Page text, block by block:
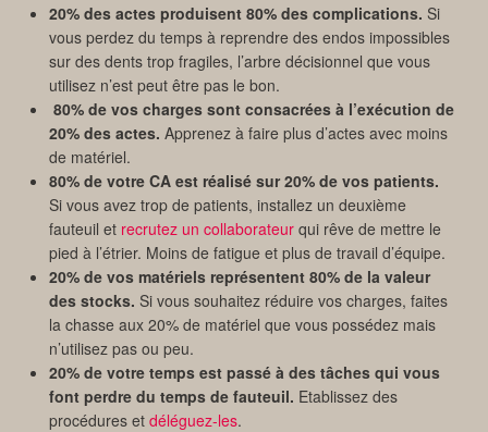
20% des actes produisent 80% des complications. Si
vous perdez du temps à reprendre des endos impossibles
sur des dents trop fragiles, l’arbre décisionnel que vous
utilisez n’est peut être pas le bon.
80% de vos charges sont consacrées à l’exécution de
20% des actes. Apprenez à faire plus d’actes avec moins
de matériel.
80% de votre CA est réalisé sur 20% de vos patients.
Si vous avez trop de patients, installez un deuxième
fauteuil et recrutez un collaborateur qui rêve de mettre le
pied à l’étrier. Moins de fatigue et plus de travail d’équipe.
20% de vos matériels représentent 80% de la valeur
des stocks. Si vous souhaitez réduire vos charges, faites
la chasse aux 20% de matériel que vous possédez mais
n’utilisez pas ou peu.
20% de votre temps est passé à des tâches qui vous
font perdre du temps de fauteuil. Etablissez des
procédures et déléguez-les.